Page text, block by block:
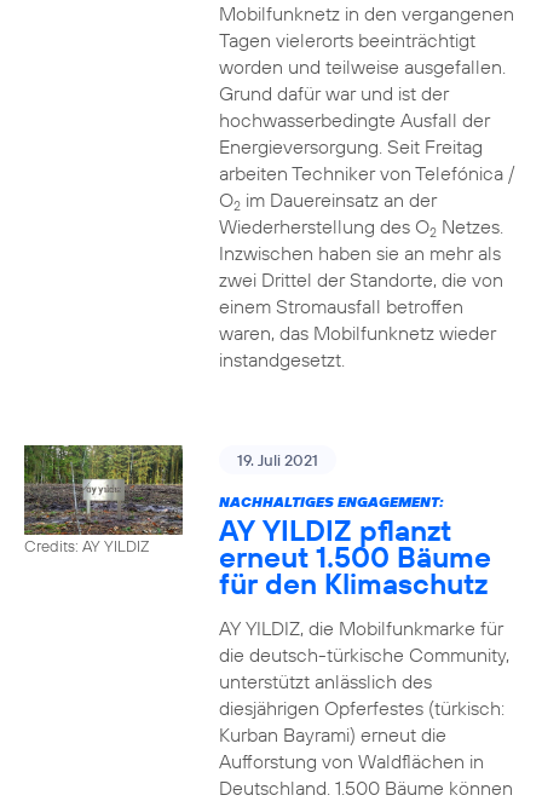
Mobilfunknetz in den vergangenen
Tagen vielerorts beeinträchtigt
worden und teilweise ausgefallen.
Grund dafür war und ist der
hochwasserbedingte Ausfall der
Energieversorgung. Seit Freitag
arbeiten Techniker von Telefónica /
O2im Dauereinsatz an der
Wiederherstellung des O2Netzes.
Inzwischen haben sie an mehr als
zwei Drittel der Standorte, die von
einem Stromausfall betroffen
waren, das Mobilfunknetz wieder
instandgesetzt.
Credits: AY YILDIZ
19. Juli 2021
NACHHALTIGES ENGAGEMENT:
AY YILDIZ pflanzt
erneut 1.500 Bäume
für den Klimaschutz
AY YILDIZ, die Mobilfunkmarke für
die deutsch-türkische Community,
unterstützt anlässlich des
diesjährigen Opferfestes (türkisch:
Kurban Bayrami) erneut die
Aufforstung von Waldflächen in
Deutschland. 1.500 Bäume können